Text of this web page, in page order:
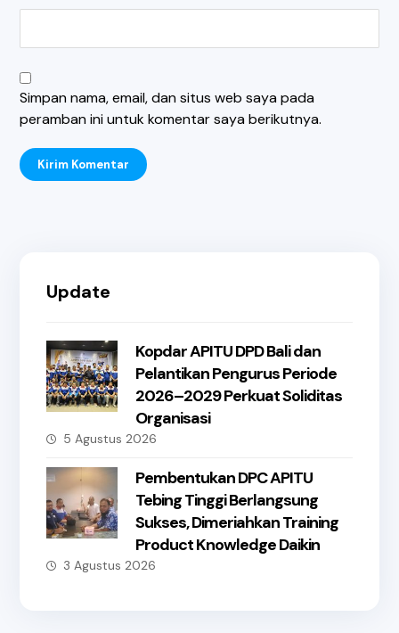
Simpan nama, email, dan situs web saya pada
peramban ini untuk komentar saya berikutnya.
Kirim Komentar
Update
Kopdar APITU DPD Bali dan
Pelantikan Pengurus Periode
2026–2029 Perkuat Soliditas
Organisasi
5 Agustus 2026
Pembentukan DPC APITU
Tebing Tinggi Berlangsung
Sukses, Dimeriahkan Training
Product Knowledge Daikin
3 Agustus 2026